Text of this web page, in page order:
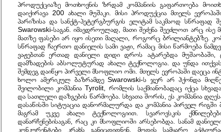
პროდუქციაზე მოთხოვნის ზრდამ კომპანიის გაფართოება
დაიქირავა 200 ახალი მუშაკი. მისი პროდუქცია მთელს
პარიზისა და სანქტ-პეტერგბურგის ელიტამ საკმაოდ სწრაფად
Swarowski-საგან. იმავდროულად, მათი შეძენა შეეძლოთ არც ისე
მათზე ფასები არ იყო ისეთი მაღალი, როგორც ბრილიანტებზე.
სწრაფად ჩაერთო დანიელის სამი ვაჟი, რამაც მისი წარმოება
ვაჟებთან ერთად დანიელი დიდი დროს ატარებდა მუშაობაში,
დამზადების აბსოლუტურად ახალი ტექნოლოგია. და უნდა
შემდეგ დაიწყო პირველი მსოფლიო ომი. მთელს ევროპაში დაეცა
ხოლო ამერიკულ ბაზრამდე Swarowski-ს ჯერ არ ჰქონდა
შვილობილი კომპანია Tyrolit, რომლის საქმიანობადაც იქცა
და სათლელი დაზგების წარმოება. სხვათა შორის, ეს კომპანია
დასაწისში სიტუაცია დანორმალურდა და კომპანია პირველ
მაგრამ უკვე ახალი ტექნოლოგიით. სვაროვსკის
დანარჩენებისაგან, რაც კი მსოფლიოში არსებობდა. სანამ
კონკურენტები კრახს განიცდიდნენ. მოდის სამყარო